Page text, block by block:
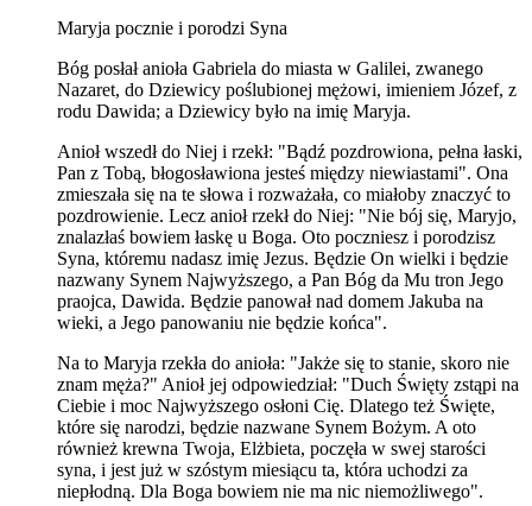
Maryja pocznie i porodzi Syna
Bóg posłał anioła Gabriela do miasta w Galilei, zwanego
Nazaret, do Dziewicy poślubionej mężowi, imieniem Józef, z
rodu Dawida; a Dziewicy było na imię Maryja.
Anioł wszedł do Niej i rzekł: "Bądź pozdrowiona, pełna łaski,
Pan z Tobą, błogosławiona jesteś między niewiastami". Ona
zmieszała się na te słowa i rozważała, co miałoby znaczyć to
pozdrowienie. Lecz anioł rzekł do Niej: "Nie bój się, Maryjo,
znalazłaś bowiem łaskę u Boga. Oto poczniesz i porodzisz
Syna, któremu nadasz imię Jezus. Będzie On wielki i będzie
nazwany Synem Najwyższego, a Pan Bóg da Mu tron Jego
praojca, Dawida. Będzie panował nad domem Jakuba na
wieki, a Jego panowaniu nie będzie końca".
Na to Maryja rzekła do anioła: "Jakże się to stanie, skoro nie
znam męża?" Anioł jej odpowiedział: "Duch Święty zstąpi na
Ciebie i moc Najwyższego osłoni Cię. Dlatego też Święte,
które się narodzi, będzie nazwane Synem Bożym. A oto
również krewna Twoja, Elżbieta, poczęła w swej starości
syna, i jest już w szóstym miesiącu ta, która uchodzi za
niepłodną. Dla Boga bowiem nie ma nic niemożliwego".